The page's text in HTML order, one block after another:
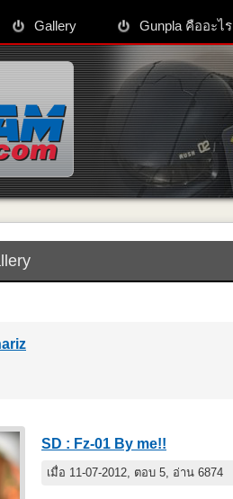
Gallery Gunpla คืออะไร
SD : Fz-01 By me!!
เมื่อ 11-07-2012, ตอบ 5, อ่าน 6874